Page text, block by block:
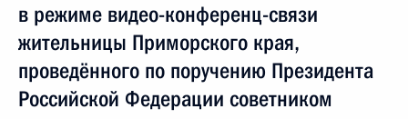
в режиме видео-конференц-связи
жительницы Приморского края,
проведённого по поручению Президента
Российской Федерации советником